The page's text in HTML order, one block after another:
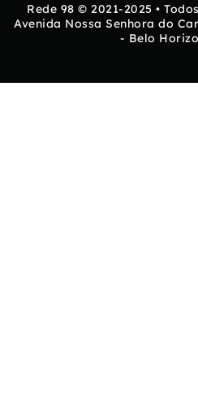
Rede 98 © 2021-2025 •
Avenida Nossa Senhora do
- Belo